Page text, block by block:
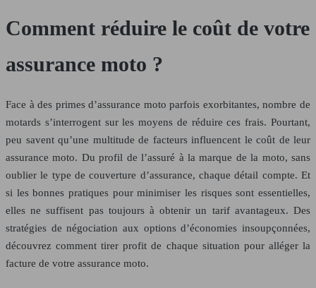
Comment réduire le coût de votre
assurance moto ?
Face à des primes d’assurance moto parfois exorbitantes, nombre de
motards s’interrogent sur les moyens de réduire ces frais. Pourtant,
peu savent qu’une multitude de facteurs influencent le coût de leur
assurance moto. Du profil de l’assuré à la marque de la moto, sans
oublier le type de couverture d’assurance, chaque détail compte. Et
si les bonnes pratiques pour minimiser les risques sont essentielles,
elles ne suffisent pas toujours à obtenir un tarif avantageux. Des
stratégies de négociation aux options d’économies insoupçonnées,
découvrez comment tirer profit de chaque situation pour alléger la
facture de votre assurance moto.